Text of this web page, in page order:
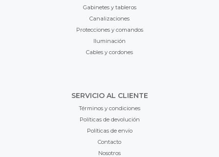
Gabinetes y tableros
Canalizaciones
Protecciones y comandos
Iluminación
Cables y cordones
SERVICIO AL CLIENTE
Términos y condiciones
Políticas de devolución
Políticas de envío
Contacto
Nosotros